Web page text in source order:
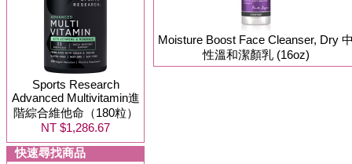
Sports Research
Advanced Multivitamin進
階綜合維他命（180粒）
NT $1,286.67
快速尋找商品
Moisture Boost Face Cleanser, Dry
性溫和潔顏乳 (16oz)